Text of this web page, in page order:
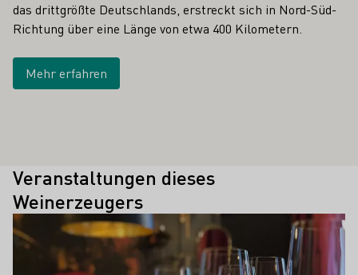
das drittgrößte Deutschlands, erstreckt sich in Nord-Süd-
Richtung über eine Länge von etwa 400 Kilometern.
Mehr erfahren
Veranstaltungen dieses
Weinerzeugers
Mehr erfahren